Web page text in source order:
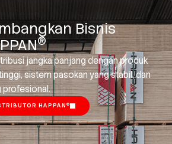
Bisnis
®
jangka panjang dengan produk
sistem pasokan yang stabil, dan
profesional.
HAPPAN ®